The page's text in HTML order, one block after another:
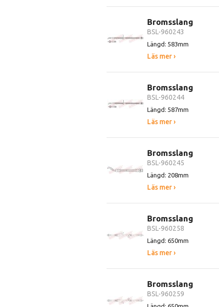
Bromsslang
BSL-960243
Längd: 583mm
Läs mer ›
Bromsslang
BSL-960244
Längd: 587mm
Läs mer ›
Bromsslang
BSL-960245
Längd: 208mm
Läs mer ›
Bromsslang
BSL-960258
Längd: 650mm
Läs mer ›
Bromsslang
BSL-960259